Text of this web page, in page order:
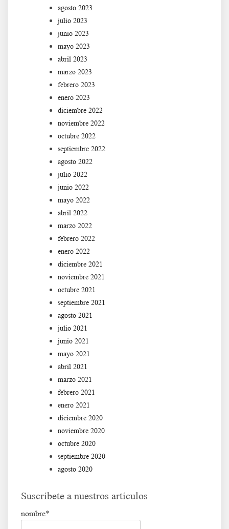
agosto 2023
julio 2023
junio 2023
mayo 2023
abril 2023
marzo 2023
febrero 2023
enero 2023
diciembre 2022
noviembre 2022
octubre 2022
septiembre 2022
agosto 2022
julio 2022
junio 2022
mayo 2022
abril 2022
marzo 2022
febrero 2022
enero 2022
diciembre 2021
noviembre 2021
octubre 2021
septiembre 2021
agosto 2021
julio 2021
junio 2021
mayo 2021
abril 2021
marzo 2021
febrero 2021
enero 2021
diciembre 2020
noviembre 2020
octubre 2020
septiembre 2020
agosto 2020
Suscríbete a nuestros artículos
nombre*